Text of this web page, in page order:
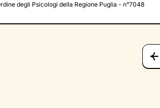
degli Psicologi della Regione Puglia - n°7048